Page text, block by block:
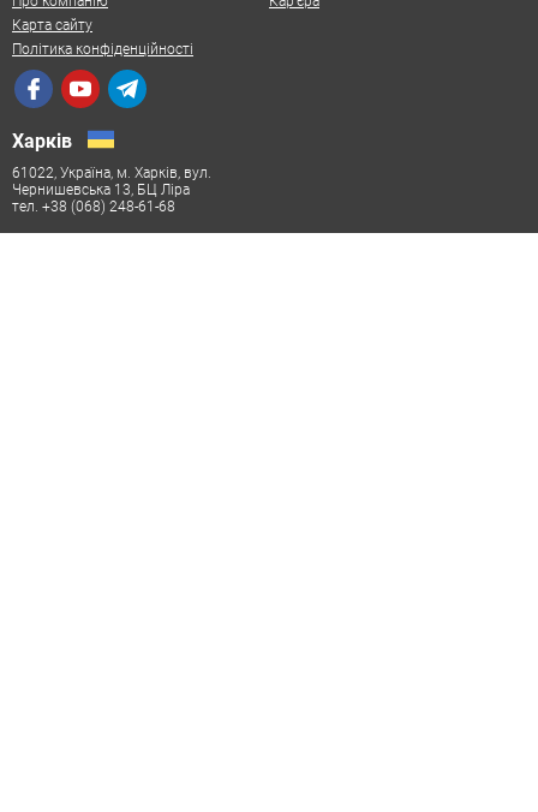
Карта сайту
Політика конфіденційності
Харків
61022, Україна, м. Харків, вул.
Чернишевська 13, БЦ Ліра
тел. +38 (068) 248-61-68